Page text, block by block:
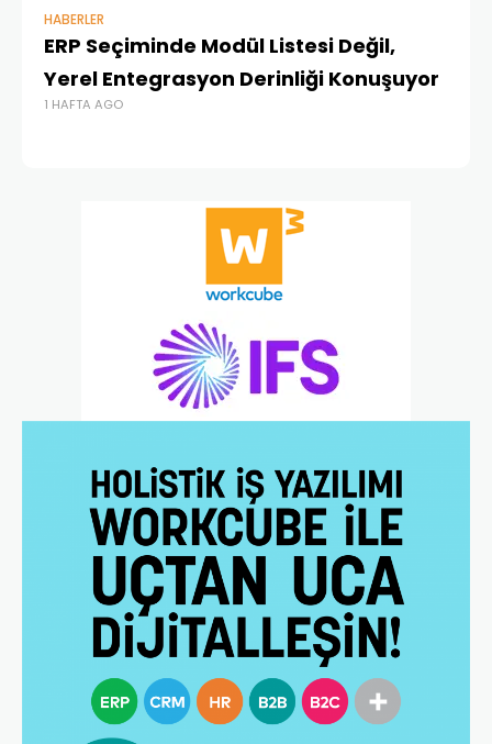
HABERLER
ERP Seçiminde Modül Listesi Değil,
Yerel Entegrasyon Derinliği Konuşuyor
1 HAFTA AGO